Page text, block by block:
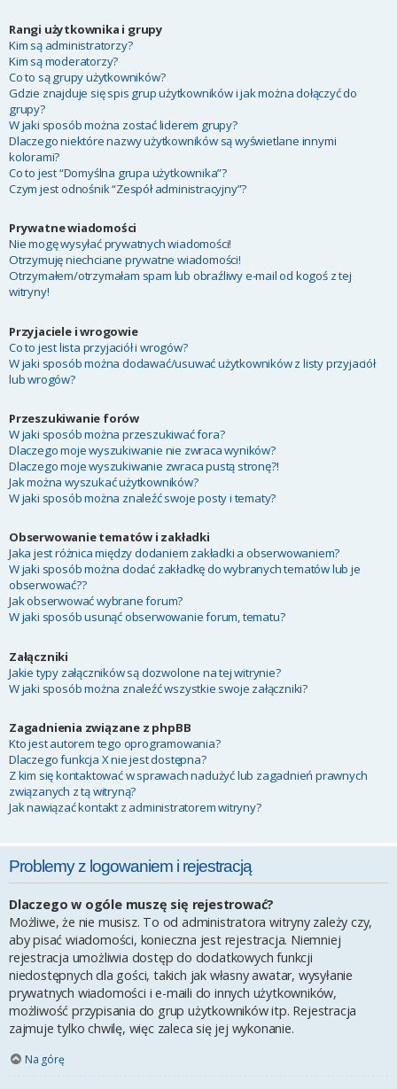
Rangi użytkownika i grupy
Kim są administratorzy?
Kim są moderatorzy?
Co to są grupy użytkowników?
Gdzie znajduje się spis grup użytkowników i jak można dołączyć do
grupy?
W jaki sposób można zostać liderem grupy?
Dlaczego niektóre nazwy użytkowników są wyświetlane innymi
kolorami?
Co to jest “Domyślna grupa użytkownika”?
Czym jest odnośnik “Zespół administracyjny”?
Prywatne wiadomości
Nie mogę wysyłać prywatnych wiadomości!
Otrzymuję niechciane prywatne wiadomości!
Otrzymałem/otrzymałam spam lub obraźliwy e-mail od kogoś z tej
witryny!
Przyjaciele i wrogowie
Co to jest lista przyjaciół i wrogów?
W jaki sposób można dodawać/usuwać użytkowników z listy przyjaciół
lub wrogów?
Przeszukiwanie forów
W jaki sposób można przeszukiwać fora?
Dlaczego moje wyszukiwanie nie zwraca wyników?
Dlaczego moje wyszukiwanie zwraca pustą stronę?!
Jak można wyszukać użytkowników?
W jaki sposób można znaleźć swoje posty i tematy?
Obserwowanie tematów i zakładki
Jaka jest różnica między dodaniem zakładki a obserwowaniem?
W jaki sposób można dodać zakładkę do wybranych tematów lub je
obserwować??
Jak obserwować wybrane forum?
W jaki sposób usunąć obserwowanie forum, tematu?
Załączniki
Jakie typy załączników są dozwolone na tej witrynie?
W jaki sposób można znaleźć wszystkie swoje załączniki?
Zagadnienia związane z phpBB
Kto jest autorem tego oprogramowania?
Dlaczego funkcja X nie jest dostępna?
Z kim się kontaktować w sprawach nadużyć lub zagadnień prawnych
związanych z tą witryną?
Jak nawiązać kontakt z administratorem witryny?
Problemy z logowaniem i rejestracją
Dlaczego w ogóle muszę się rejestrować?
Możliwe, że nie musisz. To od administratora witryny zależy czy,
aby pisać wiadomości, konieczna jest rejestracja. Niemniej
rejestracja umożliwia dostęp do dodatkowych funkcji
niedostępnych dla gości, takich jak własny awatar, wysyłanie
prywatnych wiadomości i e-maili do innych użytkowników,
możliwość przypisania do grup użytkowników itp. Rejestracja
zajmuje tylko chwilę, więc zaleca się jej wykonanie.
Na górę